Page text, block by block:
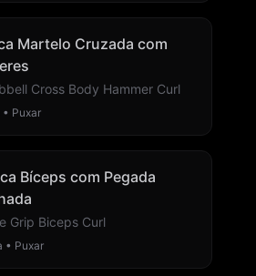
Martelo Cruzada com
Cross Body Hammer Curl
Puxar
Bíceps com Pegada
Grip Biceps Curl
• Puxar